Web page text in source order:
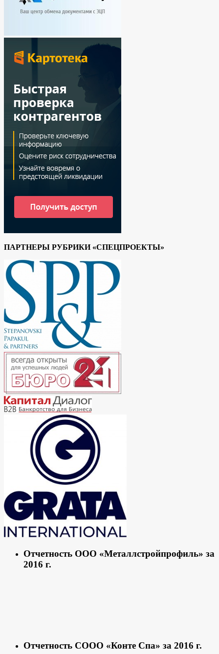
ПАРТНЕРЫ РУБРИКИ «СПЕЦПРОЕКТЫ»
Отчетность ООО «Металлстройпрофиль» за
2016 г.
Отчетность СООО «Конте Спа» за 2016 г.